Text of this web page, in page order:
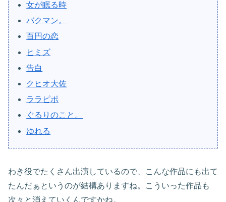
女が眠る時
バクマン。
百円の恋
ヒミズ
告白
クヒオ大佐
ララピポ
ぐるりのこと。
ゆれる
わき役でたくさん出演しているので、こんな作品にも出て
たんだぁというのが結構ありますね。こういった作品も
次々と消えていくんですかね。